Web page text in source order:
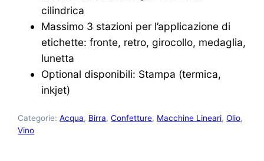
cilindrica
Massimo 3 stazioni per l’applicazione di
etichette: fronte, retro, girocollo, medaglia,
lunetta
Optional disponibili: Stampa (termica,
inkjet)
Categorie:Acqua, Birra,Confetture, Macchine Lineari,Olio,
Vino